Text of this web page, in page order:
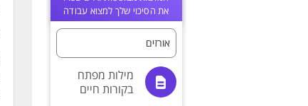
את הסיכוי שלך למצוא עבודה
אורזים
מילות מפתח
בקורות חיים